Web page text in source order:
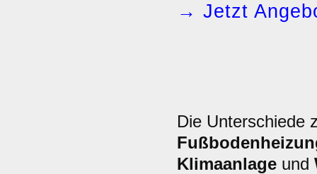
→ Jetzt
Die Unterschiede
Klimaanlage und